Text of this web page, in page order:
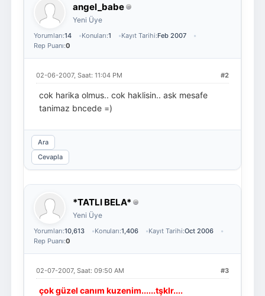
angel_babe
Yeni Üye
Yorumları:14 Konuları:1 Kayıt Tarihi:Feb 2007
Rep Puanı:0
#2
02-06-2007, Saat: 11:04 PM
cok harika olmus.. cok haklisin.. ask mesafe
tanimaz bncede =)
Ara
Cevapla
*TATLI BELA*
Yeni Üye
Yorumları:10,613 Konuları:1,406 Kayıt Tarihi:Oct 2006
Rep Puanı:0
#3
02-07-2007, Saat: 09:50 AM
çok güzel canım kuzenim......tşklr....